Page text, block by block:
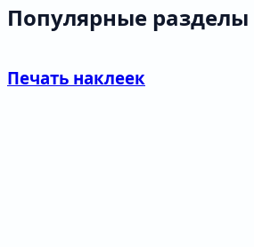
Популярные разделы
Печать наклеек